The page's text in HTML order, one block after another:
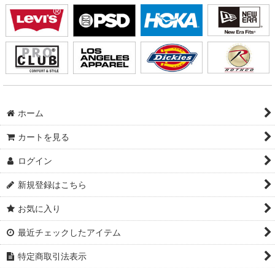
ホーム
カートを見る
ログイン
新規登録はこちら
お気に入り
最近チェックしたアイテム
特定商取引法表示